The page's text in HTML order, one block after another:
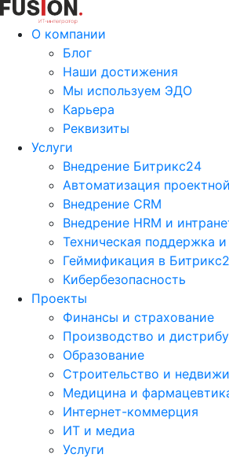
О компании
Блог
Наши достижения
Мы используем ЭДО
Карьера
Реквизиты
Услуги
Внедрение Битрикс24
Автоматизация
Внедрение CRM
Внедрение HRM и
Техническая поддержка
Геймификация в
Кибербезопасность
Проекты
Финансы и страхование
Производство и
Образование
Строительство и
Медицина и
Интернет-коммерция
ИТ и медиа
Услуги